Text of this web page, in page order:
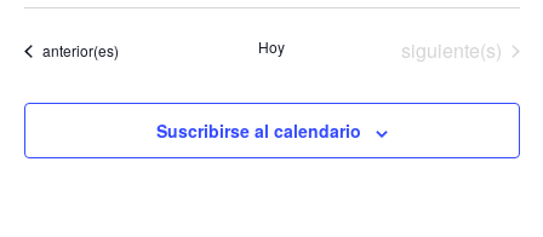
Eventos
anterior(es) Hoy Eventos
siguiente(s)
Suscribirse al calendario